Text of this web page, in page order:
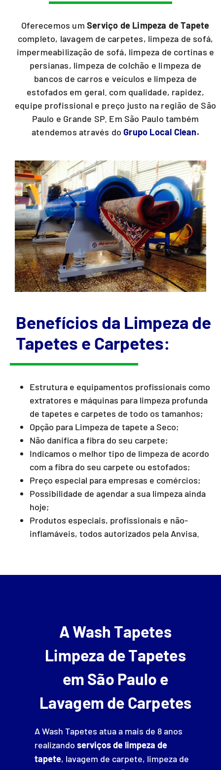
Oferecemos umServiço de Limpeza de Tapete
completo, lavagem de carpetes, limpeza de sofá,
impermeabilização de sofá, limpeza de cortinas e
persianas, limpeza de colchão e limpeza de
bancos de carros e veículos e limpeza de
estofados em geral. com qualidade, rapidez,
equipe profissional e preço justo na região de São
Paulo e Grande SP. Em São Paulo também
atendemos através doGrupo Local Clean.
Benefícios da Limpeza de
Tapetes e Carpetes:
Estrutura e equipamentos profissionais como
extratores e máquinas para limpeza profunda
de tapetes e carpetes de todo os tamanhos;
Opção para Limpeza de tapete a Seco;
Não danifica a fibra do seu carpete;
Indicamos o melhor tipo de limpeza de acordo
com a fibra do seu carpete ou estofados;
Preço especial para empresas e comércios;
Possibilidade de agendar a sua limpeza ainda
hoje;
Produtos especiais, profissionais e não-
inflamáveis, todos autorizados pela Anvisa.
A Wash Tapetes
Limpeza de Tapetes
em São Paulo e
Lavagem de Carpetes
A Wash Tapetes atua a mais de 8 anos
realizando serviços de limpeza de
tapete, lavagem de carpete, limpeza de